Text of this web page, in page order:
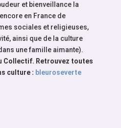
et bienveillance la
en France de
sociales et religieuses,
ainsi que de la culture
une famille aimante).
Collectif. Retrouvez toutes
culture : bleuroseverte